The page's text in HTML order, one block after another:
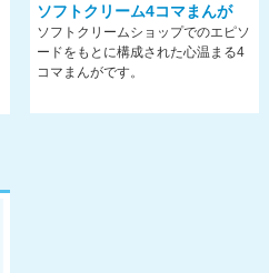
ソフトクリーム4コマまんが
ソフトクリームショップでのエピソ
ードをもとに構成された心温まる4
コマまんがです。